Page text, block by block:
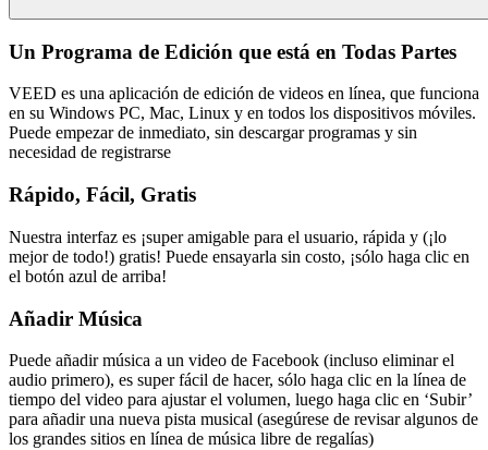
Un Programa de Edición que está en Todas Partes
VEED es una aplicación de edición de videos en línea, que funciona
en su Windows PC, Mac, Linux y en todos los dispositivos móviles.
Puede empezar de inmediato, sin descargar programas y sin
necesidad de registrarse
Rápido, Fácil, Gratis
Nuestra interfaz es ¡super amigable para el usuario, rápida y (¡lo
mejor de todo!) gratis! Puede ensayarla sin costo, ¡sólo haga clic en
el botón azul de arriba!
Añadir Música
Puede añadir música a un video de Facebook (incluso eliminar el
audio primero), es super fácil de hacer, sólo haga clic en la línea de
tiempo del video para ajustar el volumen, luego haga clic en ‘Subir’
para añadir una nueva pista musical (asegúrese de revisar algunos de
los grandes sitios en línea de música libre de regalías)